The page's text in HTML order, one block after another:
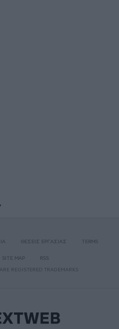
ΘΕΣΕΙΣ ΕΡΓΑΣΙΑΣ TERMS
SITE MAP
RSS
REGISTERED TRADEMARKS